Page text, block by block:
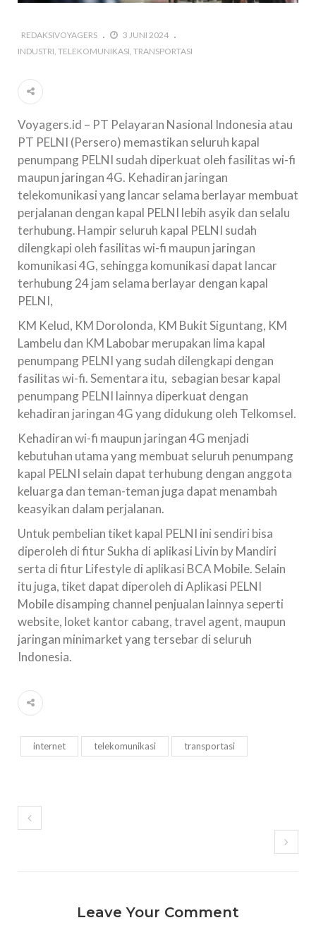
REDAKSIVOYAGERS
3 JUNI 2024
INDUSTRI TELEKOMUNIKASI TRANSPORTASI
Voyagers.id – PT Pelayaran Nasional Indonesia atau
PT PELNI (Persero) memastikan seluruh kapal
penumpang PELNI sudah diperkuat oleh fasilitas wi-fi
maupun jaringan 4G. Kehadiran jaringan
telekomunikasi yang lancar selama berlayar membuat
perjalanan dengan kapal PELNI lebih asyik dan selalu
terhubung. Hampir seluruh kapal PELNI sudah
dilengkapi oleh fasilitas wi-fi maupun jaringan
komunikasi 4G, sehingga komunikasi dapat lancar
terhubung 24 jam selama berlayar dengan kapal
PELNI,
KM Kelud, KM Dorolonda, KM Bukit Siguntang, KM
Lambelu dan KM Labobar merupakan lima kapal
penumpang PELNI yang sudah dilengkapi dengan
fasilitas wi-fi. Sementara itu, sebagian besar kapal
penumpang PELNI lainnya diperkuat dengan
kehadiran jaringan 4G yang didukung oleh Telkomsel.
Kehadiran wi-fi maupun jaringan 4G menjadi
kebutuhan utama yang membuat seluruh penumpang
kapal PELNI selain dapat terhubung dengan anggota
keluarga dan teman-teman juga dapat menambah
keasyikan dalam perjalanan.
Untuk pembelian tiket kapal PELNI ini sendiri bisa
diperoleh di fitur Sukha di aplikasi Livin by Mandiri
serta di fitur Lifestyle di aplikasi BCA Mobile. Selain
itu juga, tiket dapat diperoleh di Aplikasi PELNI
Mobile disamping channel penjualan lainnya seperti
website, loket kantor cabang, travel agent, maupun
jaringan minimarket yang tersebar di seluruh
Indonesia.
internet telekomunikasi transportasi
Leave Your Comment